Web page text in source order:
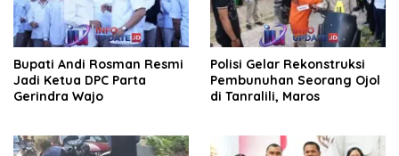
Bupati Andi Rosman Resmi
Jadi Ketua DPC Parta
Gerindra Wajo
Polisi Gelar Rekonstruksi
Pembunuhan Seorang Ojol
di Tanralili, Maros